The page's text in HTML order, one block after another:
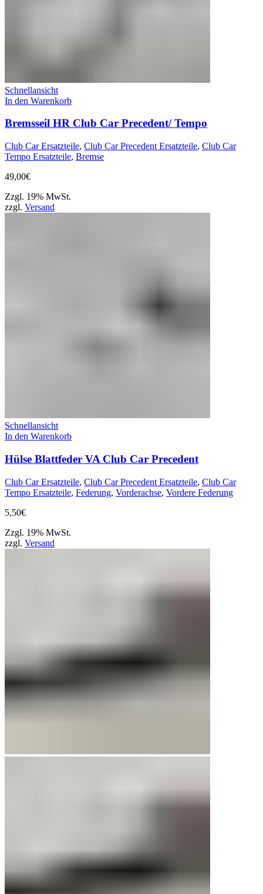
Schnellansicht
In den Warenkorb
Bremsseil HR Club Car Precedent/ Tempo
Club Car Ersatzteile, Club Car Precedent Ersatzteile, Club Car
Tempo Ersatzteile, Bremse
49,00€
Zzgl. 19% MwSt.
zzgl. Versand
Schnellansicht
In den Warenkorb
Hülse Blattfeder VA Club Car Precedent
Club Car Ersatzteile, Club Car Precedent Ersatzteile, Club Car
Tempo Ersatzteile, Federung, Vorderachse, Vordere Federung
5,50€
Zzgl. 19% MwSt.
zzgl. Versand